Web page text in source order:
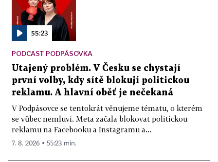
55:23
PODCAST PODPÁSOVKA
Utajený problém. V Česku se chystají
první volby, kdy sítě blokují politickou
reklamu. A hlavní oběť je nečekaná
V Podpásovce se tentokrát věnujeme tématu, o kterém
se vůbec nemluví. Meta začala blokovat politickou
reklamu na Facebooku a Instagramu a...
7. 8. 2026 ▪ 55:23 min.